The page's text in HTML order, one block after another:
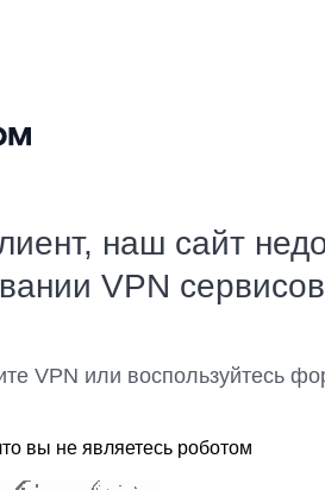
наш сайт
VPN сервисов
VPN или воспользуйтесь
вы не являетесь роботом